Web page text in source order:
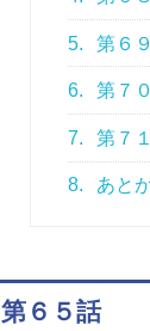
5. 第６
6. 第７
7. 第７
8. あと
第６５話